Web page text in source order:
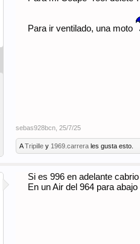
Para ir ventilado, una moto
sebas928bcn 25/7/25
ATripille y 1969.carrera les gusta esto.
Si es 996 en adelante
En un Air del 964 para